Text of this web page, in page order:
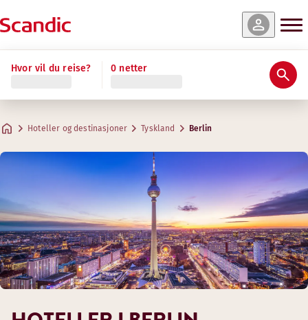
Hvor vil du reise? 0 netter
Hoteller og destinasjoner Tyskland Berlin